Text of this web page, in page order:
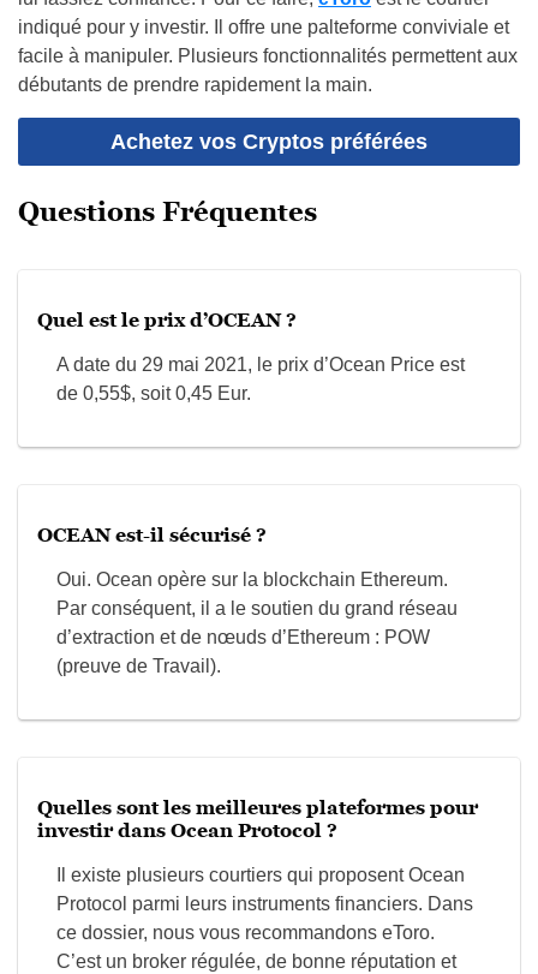
indiqué pour y investir. Il offre une palteforme conviviale et
facile à manipuler. Plusieurs fonctionnalités permettent aux
débutants de prendre rapidement la main.
Achetez vos Cryptos préférées
Questions Fréquentes
Quel est le prix d’OCEAN ?
A date du 29 mai 2021, le prix d’Ocean Price est
de 0,55$, soit 0,45 Eur.
OCEAN est-il sécurisé ?
Oui. Ocean opère sur la blockchain Ethereum.
Par conséquent, il a le soutien du grand réseau
d’extraction et de nœuds d’Ethereum : POW
(preuve de Travail).
Quelles sont les meilleures plateformes pour
investir dans Ocean Protocol ?
Il existe plusieurs courtiers qui proposent Ocean
Protocol parmi leurs instruments financiers. Dans
ce dossier, nous vous recommandons eToro.
C’est un broker régulée, de bonne réputation et